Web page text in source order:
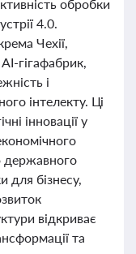
обробки
4.0.
Чехії,
гігафабрик,
і
інтелекту. Ці
інновації у
державного
для бізнесу,
відкриває
та